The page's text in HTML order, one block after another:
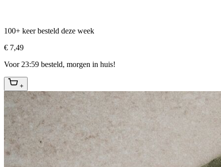
100+ keer besteld deze week
€ 7,49
Voor 23:59 besteld, morgen in huis!
+